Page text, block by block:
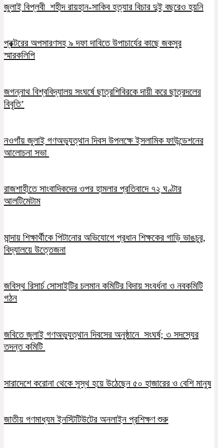
জুলাই বিপ্লবী শহীদ রায়হান-সাকিব হত্যার বিচার দুই বছরেও হয়নি
প্রক্টরের অপসারণসহ ৯ দফা দাবিতে উপাচার্যের কাছে জকসুর
স্মারকলিপি
জগন্নাথ বিশ্ববিদ্যালয় সংঘর্ষে ছাত্রশিবিরকে দায়ী করে ছাত্রদলের
বিবৃতি’
নওগাঁয় জুলাই গণঅভ্যুত্থান দিবস উপলক্ষে ইসলামিক ফাউন্ডেশনের
আলোচনা সভা
রাজশাহীতে সাংবাদিকদের ওপর হামলার প্রতিবাদে ৭২ ঘণ্টার
আলটিমেটাম
মান্দায় শিক্ষার্থীকে পিটানোর অভিযোগে প্রধান শিক্ষকের গাড়ি ভাঙচুর,
বিদ্যালয়ে উত্তেজনা
জবিস্থ রিসার্চ সোসাইটির চলমান কমিটির বিদায় সংবর্ধনা ও নবকমিটি
গঠন
জবিতে জুলাই গণঅভ্যুত্থান দিবসের অনুষ্ঠানে সংঘর্ষ; ৩ সদস্যের
তদন্ত কমিটি
সারাদেশে করোনা থেকে সুস্থ হয়ে উঠেছেন ৫০ হাজারের ও বেশি মানুষ
জাতীয় গণমাধ্যম ইনস্টিটিউটের অনলাইন প্রশিক্ষণ শুরু